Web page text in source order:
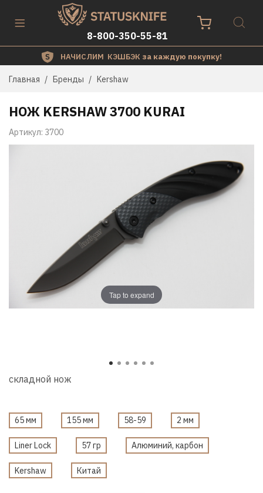
8-800-350-55-81
НАЧИСЛИМ КЭШБЭК за каждую покупку!
Главная Бренды Kershaw
Tap to expand
Артикул: 3700
НОЖ KERSHAW 3700 KURAI
складной нож
65 мм 155 мм 58-59 2 мм
Liner Lock 57 гр Алюминий, карбон
Kershaw Китай